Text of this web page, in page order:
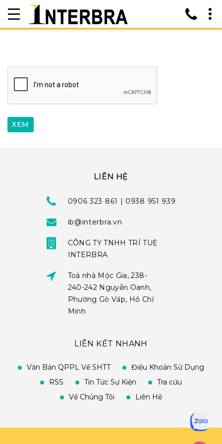
LIÊN HỆ
0906 323 861 | 0938 951 939
ib@interbra.vn
CÔNG TY TNHH TRÍ TUỆ
INTERBRA
Toà nhà Mộc Gia, 238-
240-242 Nguyễn Oanh,
Phường Gò Vấp, Hồ Chí
Minh
LIÊN KẾT NHANH
Văn Bản QPPL Về SHTT
Điều Khoản Sử Dụng
RSS
Tin Tức Sự Kiện
Tra cứu
Về Chúng Tôi
Liên Hệ